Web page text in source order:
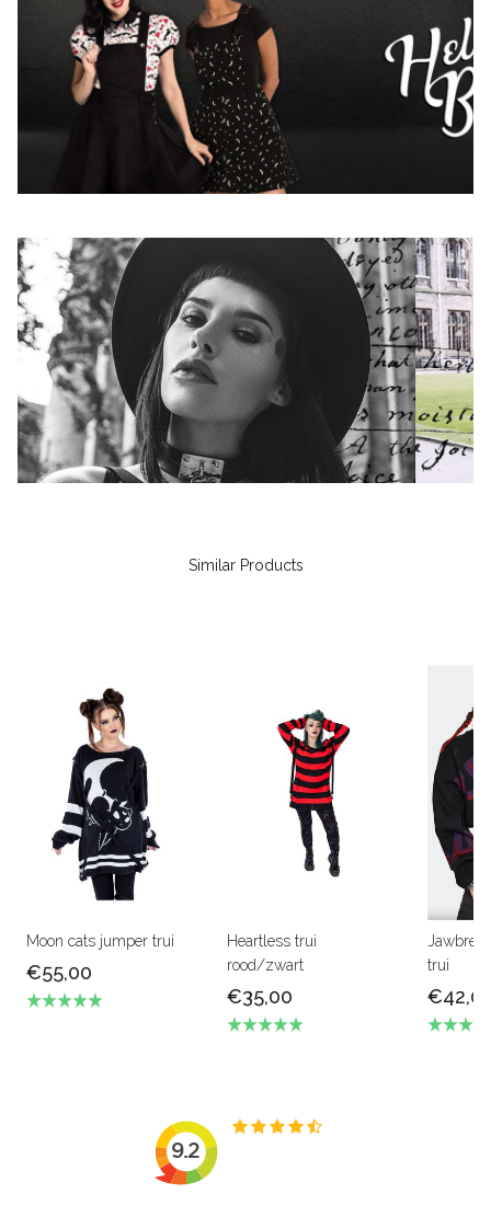
Similar Products
Moon cats jumper trui
€55,00
Heartless trui
rood/zwart
€35,00
trui